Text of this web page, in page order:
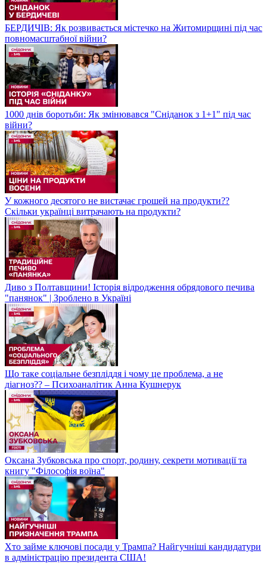
БЕРДИЧІВ: Як розвивається містечко на Житомирщині під час
повномасштабної війни?
1000 днів боротьби: Як змінювався "Сніданок з 1+1" під час
війни?
У кожного десятого не вистачає грошей на продукти??
Скільки українці витрачають на продукти?
Диво з Полтавщини! Історія відродження обрядового печива
"панянок" | Зроблено в Україні
Що таке соціальне безпліддя і чому це проблема, а не
діагноз?? – Психоаналітик Анна Кушнерук
Оксана Зубковська про спорт, родину, секрети мотивації та
книгу "Філософія воїна"
Хто займе ключові посади у Трампа? Найгучніші кандидатури
в адміністрацію президента США!